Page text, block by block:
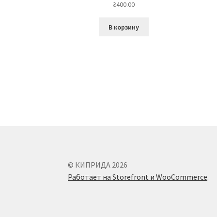
₴400.00
В корзину
© КИПРИДА 2026
Работает на Storefront и WooCommerce.